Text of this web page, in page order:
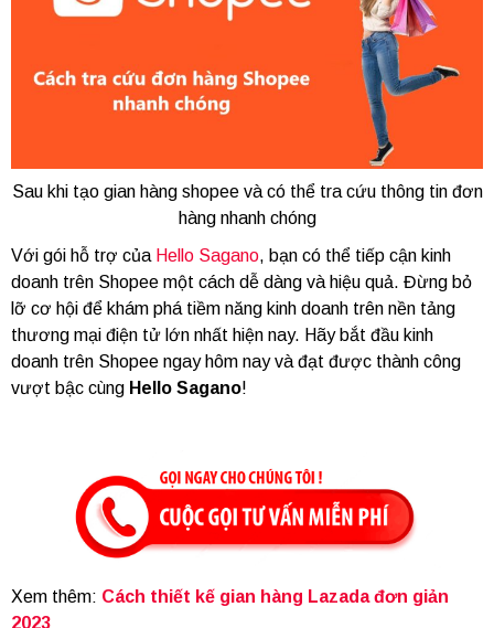
Sau khi tạo gian hàng shopee và có thể tra cứu thông tin đơn
hàng nhanh chóng
Với gói hỗ trợ của Hello Sagano, bạn có thể tiếp cận kinh
doanh trên Shopee một cách dễ dàng và hiệu quả. Đừng bỏ
lỡ cơ hội để khám phá tiềm năng kinh doanh trên nền tảng
thương mại điện tử lớn nhất hiện nay. Hãy bắt đầu kinh
doanh trên Shopee ngay hôm nay và đạt được thành công
vượt bậc cùng Hello Sagano!
Xem thêm: Cách thiết kế gian hàng Lazada đơn giản
2023